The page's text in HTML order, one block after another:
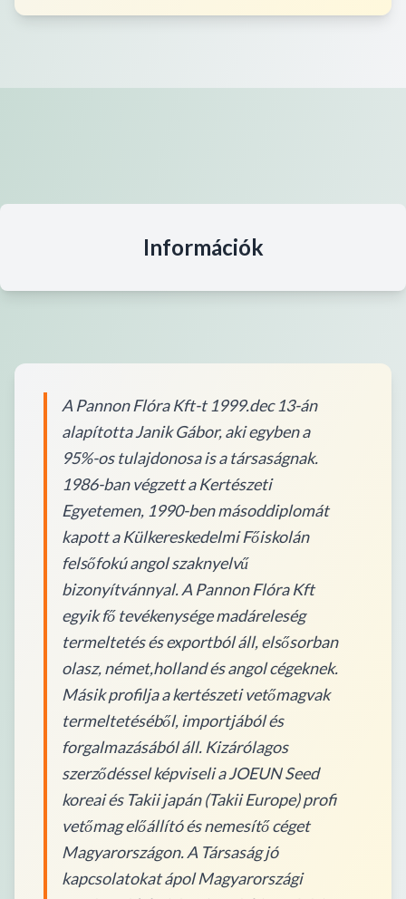
Információk
A Pannon Flóra Kft-t 1999.dec 13-án
alapította Janik Gábor, aki egyben a
95%-os tulajdonosa is a társaságnak.
1986-ban végzett a Kertészeti
Egyetemen, 1990-ben másoddiplomát
kapott a Külkereskedelmi Főiskolán
felsőfokú angol szaknyelvű
bizonyítvánnyal. A Pannon Flóra Kft
egyik fő tevékenysége madáreleség
termeltetés és exportból áll, elsősorban
olasz, német,holland és angol cégeknek.
Másik profilja a kertészeti vetőmagvak
termeltetéséből, importjából és
forgalmazásából áll. Kizárólagos
szerződéssel képviseli a JOEUN Seed
koreai és Takii japán (Takii Europe) profi
vetőmag előállító és nemesítő céget
Magyarországon. A Társaság jó
kapcsolatokat ápol Magyarországi